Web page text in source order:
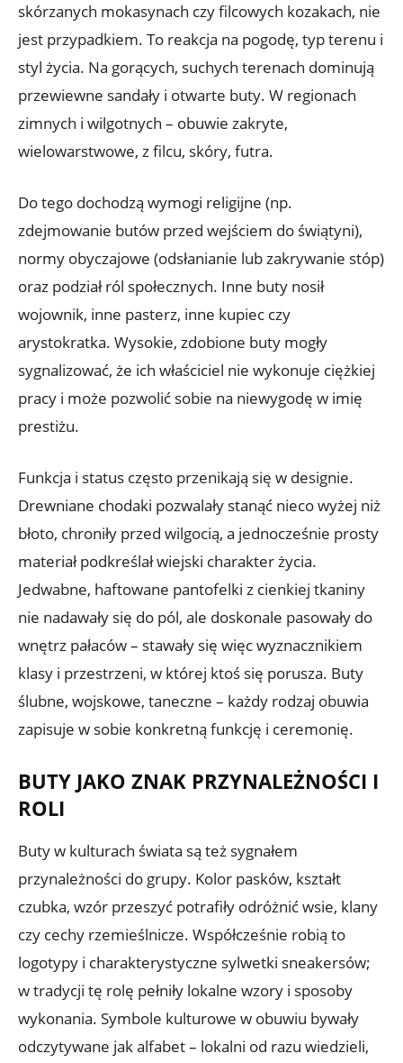
skórzanych mokasynach czy filcowych kozakach, nie
jest przypadkiem. To reakcja na pogodę, typ terenu i
styl życia. Na gorących, suchych terenach dominują
przewiewne sandały i otwarte buty. W regionach
zimnych i wilgotnych – obuwie zakryte,
wielowarstwowe, z filcu, skóry, futra.
Do tego dochodzą wymogi religijne (np.
zdejmowanie butów przed wejściem do świątyni),
normy obyczajowe (odsłanianie lub zakrywanie stóp)
oraz podział ról społecznych. Inne buty nosił
wojownik, inne pasterz, inne kupiec czy
arystokratka. Wysokie, zdobione buty mogły
sygnalizować, że ich właściciel nie wykonuje ciężkiej
pracy i może pozwolić sobie na niewygodę w imię
prestiżu.
Funkcja i status często przenikają się w designie.
Drewniane chodaki pozwalały stanąć nieco wyżej niż
błoto, chroniły przed wilgocią, a jednocześnie prosty
materiał podkreślał wiejski charakter życia.
Jedwabne, haftowane pantofelki z cienkiej tkaniny
nie nadawały się do pól, ale doskonale pasowały do
wnętrz pałaców – stawały się więc wyznacznikiem
klasy i przestrzeni, w której ktoś się porusza. Buty
ślubne, wojskowe, taneczne – każdy rodzaj obuwia
zapisuje w sobie konkretną funkcję i ceremonię.
BUTY JAKO ZNAK PRZYNALEŻNOŚCI I
ROLI
Buty w kulturach świata są też sygnałem
przynależności do grupy. Kolor pasków, kształt
czubka, wzór przeszyć potrafiły odróżnić wsie, klany
czy cechy rzemieślnicze. Współcześnie robią to
logotypy i charakterystyczne sylwetki sneakersów;
w tradycji tę rolę pełniły lokalne wzory i sposoby
wykonania. Symbole kulturowe w obuwiu bywały
odczytywane jak alfabet – lokalni od razu wiedzieli,